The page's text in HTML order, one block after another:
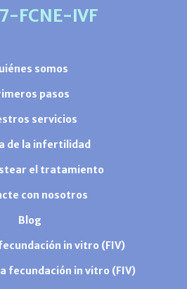
FCNE-IVF
somos
pasos
servicios
de la infertilidad
el tratamiento
con nosotros
Blog
in vitro (FIV)
fecundación in vitro (FIV)